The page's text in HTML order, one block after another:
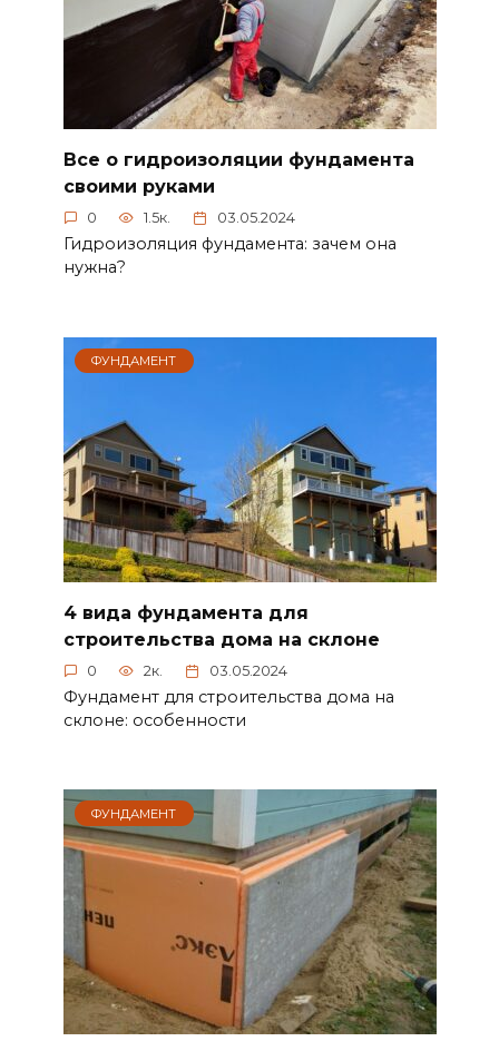
Все о гидроизоляции фундамента
своими руками
0 1.5к. 03.05.2024
Гидроизоляция фундамента: зачем она
нужна?
ФУНДАМЕНТ
4 вида фундамента для
строительства дома на склоне
0 2к. 03.05.2024
Фундамент для строительства дома на
склоне: особенности
ФУНДАМЕНТ